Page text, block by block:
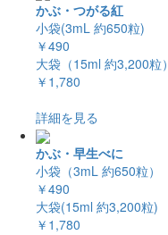
かぶ・つがる紅
小袋(3mL 約650粒)
￥490
大袋（15ml 約3,200粒）
￥1,780
詳細を見る
かぶ・早生べに
小袋（3mL 約650粒）
￥490
大袋(15ml 約3,200粒)
￥1,780